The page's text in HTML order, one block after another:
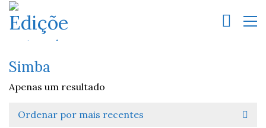
Simba
Apenas um resultado
Ordenar por mais recentes